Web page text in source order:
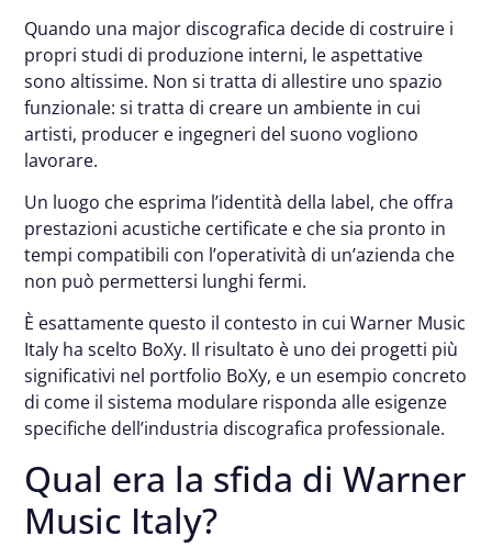
Quando una major discografica decide di costruire i
propri studi di produzione interni, le aspettative
sono altissime. Non si tratta di allestire uno spazio
funzionale: si tratta di creare un ambiente in cui
artisti, producer e ingegneri del suono vogliono
lavorare.
Un luogo che esprima l’identità della label, che offra
prestazioni acustiche certificate e che sia pronto in
tempi compatibili con l’operatività di un’azienda che
non può permettersi lunghi fermi.
È esattamente questo il contesto in cui Warner Music
Italy ha scelto BoXy. Il risultato è uno dei progetti più
significativi nel portfolio BoXy, e un esempio concreto
di come il sistema modulare risponda alle esigenze
specifiche dell’industria discografica professionale.
Qual era la sfida di Warner
Music Italy?